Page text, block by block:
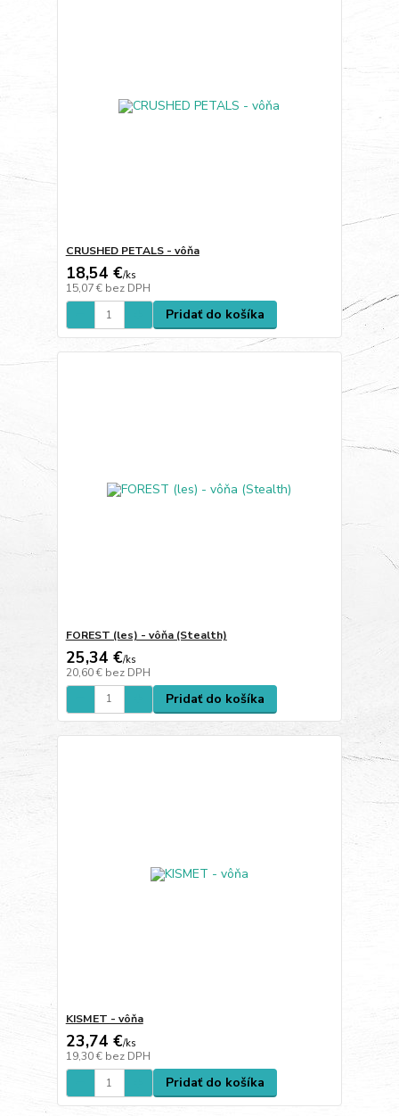
CRUSHED PETALS - vôňa
18,54 €/ks
15,07 € bez DPH
Pridať do košíka
FOREST (les) - vôňa (Stealth)
25,34 €/ks
20,60 € bez DPH
Pridať do košíka
KISMET - vôňa
23,74 €/ks
19,30 € bez DPH
Pridať do košíka